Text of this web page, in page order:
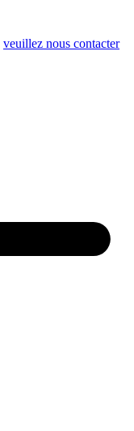
veuillez nous contacter